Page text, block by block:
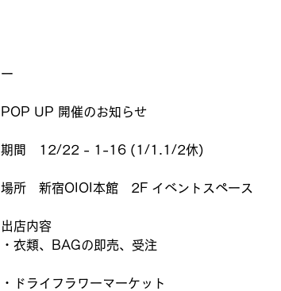
ー
POP UP 開催のお知らせ
期間　12/22 - 1-16 (1/1.1/2休)
場所　新宿OIOI本館　2F イベントスペース
出店内容
・衣類、BAGの即売、受注
・ドライフラワーマーケット